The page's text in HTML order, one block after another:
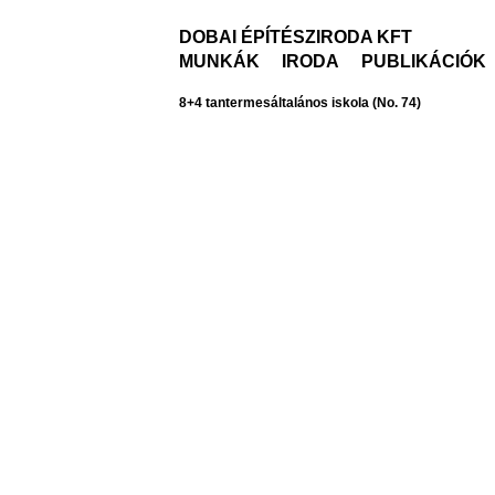
DOBAI ÉPÍTÉSZIRODA KFT
MUNKÁK
IRODA PUBLIKÁCIÓK
8+4 tantermesáltalános iskola (No. 74)